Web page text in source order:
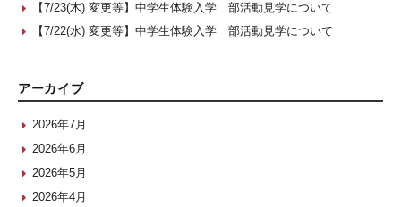
【7/23(木) 変更等】中学生体験入学 部活動見学について
【7/22(水) 変更等】中学生体験入学 部活動見学について
アーカイブ
2026年7月
2026年6月
2026年5月
2026年4月